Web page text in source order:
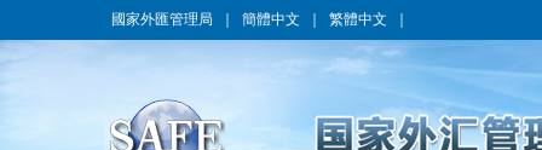
國家外匯管理局 簡體中文 繁體中文